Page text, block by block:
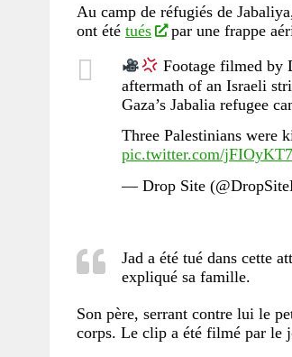
Au camp de réfugiés de
ont été tués
par une frappe
Footage filmed by
aftermath of an Israeli
Gaza’s Jabalia refugee
Three Palestinians were
pic.twitter.com/
— Drop Site
Jad a été tué dans cette
expliqué sa famille.
Son père, serrant contre lui le
corps. Le clip a été filmé par le